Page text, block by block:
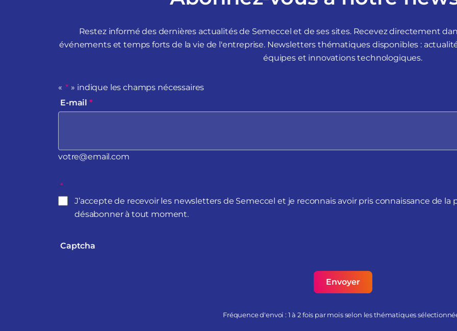
Restez informé des dernières actualités de Semeccel et de ses sites. Recevez directement
événements et temps forts de la vie de l'entreprise. Newsletters thématiques disponibles :
équipes et innovations technologiques.
« * » indique les champs nécessaires
E-mail *
votre@email.com
*
J’accepte de recevoir les newsletters de Semeccel et je reconnais avoir pris connaissance de
désabonner à tout moment.
Captcha
Fréquence d'envoi : 1 à 2 fois par mois selon les thématiques